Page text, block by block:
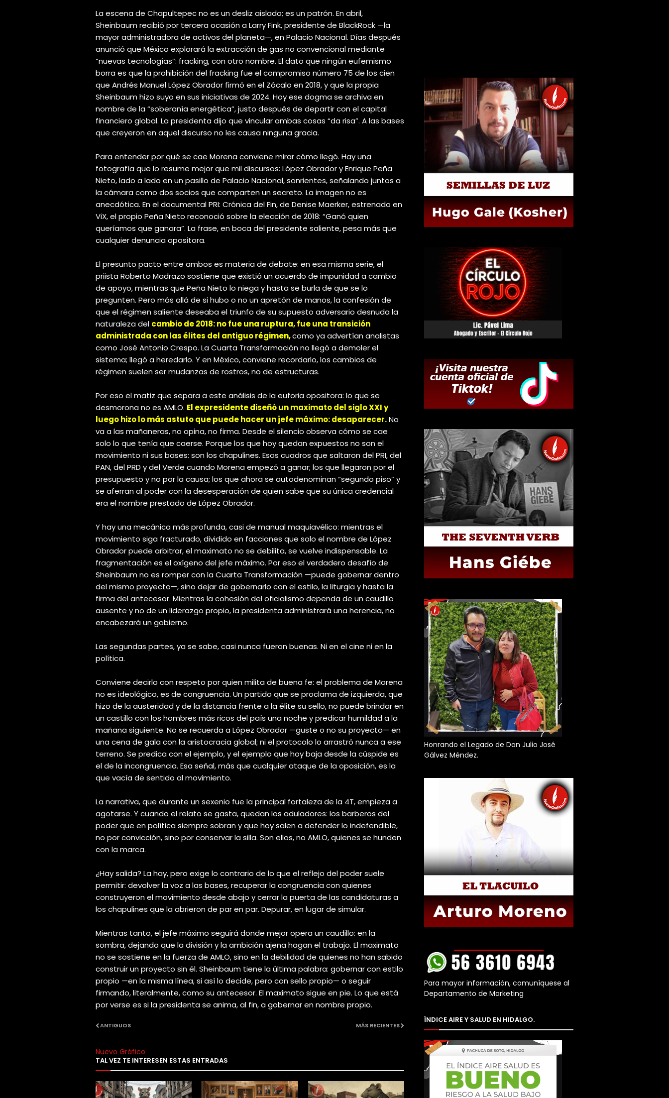
La escena de Chapultepec no es un desliz aislado; es un patrón. En abril,
Sheinbaum recibió por tercera ocasión a Larry Fink, presidente de BlackRock —la
mayor administradora de activos del planeta—, en Palacio Nacional. Días después
anunció que México explorará la extracción de gas no convencional mediante
“nuevas tecnologías”: fracking, con otro nombre. El dato que ningún eufemismo
borra es que la prohibición del fracking fue el compromiso número 75 de los cien
que Andrés Manuel López Obrador firmó en el Zócalo en 2018, y que la propia
Sheinbaum hizo suyo en sus iniciativas de 2024. Hoy ese dogma se archiva en
nombre de la “soberanía energética”, justo después de departir con el capital
financiero global. La presidenta dijo que vincular ambas cosas “da risa”. A las bases
que creyeron en aquel discurso no les causa ninguna gracia.
Para entender por qué se cae Morena conviene mirar cómo llegó. Hay una
fotografía que lo resume mejor que mil discursos: López Obrador y Enrique Peña
Nieto, lado a lado en un pasillo de Palacio Nacional, sonrientes, señalando juntos a
la cámara como dos socios que comparten un secreto. La imagen no es
anecdótica. En el documental PRI: Crónica del Fin, de Denise Maerker, estrenado en
ViX, el propio Peña Nieto reconoció sobre la elección de 2018: “Ganó quien
queríamos que ganara”. La frase, en boca del presidente saliente, pesa más que
cualquier denuncia opositora.
El presunto pacto entre ambos es materia de debate: en esa misma serie, el
priista Roberto Madrazo sostiene que existió un acuerdo de impunidad a cambio
de apoyo, mientras que Peña Nieto lo niega y hasta se burla de que se lo
pregunten. Pero más allá de si hubo o no un apretón de manos, la confesión de
que el régimen saliente deseaba el triunfo de su supuesto adversario desnuda la
naturaleza del cambio de 2018: no fue una ruptura, fue una transición
administrada con las élites del antiguo régimen,como ya advertían analistas
como José Antonio Crespo. La Cuarta Transformación no llegó a demoler el
sistema; llegó a heredarlo. Y en México, conviene recordarlo, los cambios de
régimen suelen ser mudanzas de rostros, no de estructuras.
Por eso el matiz que separa a este análisis de la euforia opositora: lo que se
desmorona no es AMLO. El expresidente diseñó un maximato del siglo XXI y
luego hizo lo más astuto que puede hacer un jefe máximo: desaparecer.No
va a las mañaneras, no opina, no firma. Desde el silencio observa cómo se cae
solo lo que tenía que caerse. Porque los que hoy quedan expuestos no son el
movimiento ni sus bases: son los chapulines. Esos cuadros que saltaron del PRI, del
PAN, del PRD y del Verde cuando Morena empezó a ganar; los que llegaron por el
presupuesto y no por la causa; los que ahora se autodenominan “segundo piso” y
se aferran al poder con la desesperación de quien sabe que su única credencial
era el nombre prestado de López Obrador.
Y hay una mecánica más profunda, casi de manual maquiavélico: mientras el
movimiento siga fracturado, dividido en facciones que solo el nombre de López
Obrador puede arbitrar, el maximato no se debilita, se vuelve indispensable. La
fragmentación es el oxígeno del jefe máximo. Por eso el verdadero desafío de
Sheinbaum no es romper con la Cuarta Transformación —puede gobernar dentro
del mismo proyecto—, sino dejar de gobernarlo con el estilo, la liturgia y hasta la
firma del antecesor. Mientras la cohesión del oficialismo dependa de un caudillo
ausente y no de un liderazgo propio, la presidenta administrará una herencia, no
encabezará un gobierno.
Las segundas partes, ya se sabe, casi nunca fueron buenas. Ni en el cine ni en la
política.
Conviene decirlo con respeto por quien milita de buena fe: el problema de Morena
no es ideológico, es de congruencia. Un partido que se proclama de izquierda, que
hizo de la austeridad y de la distancia frente a la élite su sello, no puede brindar en
un castillo con los hombres más ricos del país una noche y predicar humildad a la
mañana siguiente. No se recuerda a López Obrador —guste o no su proyecto— en
una cena de gala con la aristocracia global; ni el protocolo lo arrastró nunca a ese
terreno. Se predica con el ejemplo, y el ejemplo que hoy baja desde la cúspide es
el de la incongruencia. Esa señal, más que cualquier ataque de la oposición, es la
que vacía de sentido al movimiento.
La narrativa, que durante un sexenio fue la principal fortaleza de la 4T, empieza a
agotarse. Y cuando el relato se gasta, quedan los aduladores: los barberos del
poder que en política siempre sobran y que hoy salen a defender lo indefendible,
no por convicción, sino por conservar la silla. Son ellos, no AMLO, quienes se hunden
con la marca.
¿Hay salida? La hay, pero exige lo contrario de lo que el reflejo del poder suele
permitir: devolver la voz a las bases, recuperar la congruencia con quienes
construyeron el movimiento desde abajo y cerrar la puerta de las candidaturas a
los chapulines que la abrieron de par en par. Depurar, en lugar de simular.
Mientras tanto, el jefe máximo seguirá donde mejor opera un caudillo: en la
sombra, dejando que la división y la ambición ajena hagan el trabajo. El maximato
no se sostiene en la fuerza de AMLO, sino en la debilidad de quienes no han sabido
construir un proyecto sin él. Sheinbaum tiene la última palabra: gobernar con estilo
propio —en la misma línea, si así lo decide, pero con sello propio— o seguir
firmando, literalmente, como su antecesor. El maximato sigue en pie. Lo que está
por verse es si la presidenta se anima, al fin, a gobernar en nombre propio.
MÁS RECIENTES
ANTIGUOS
Nuevo Gráfico
TAL VEZ TE INTERESEN ESTAS ENTRADAS
Honrando el Legado de Don Julio José
Gálvez Méndez.
Para mayor información, comuníquese al
Departamento de Marketing
ÍNDICE AIRE Y SALUD EN HIDALGO.